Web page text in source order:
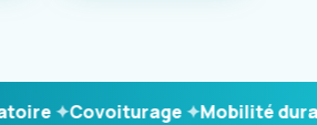
Covoiturage Mobilité